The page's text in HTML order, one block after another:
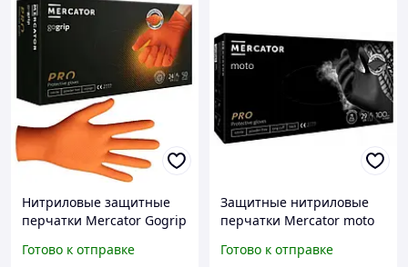
Нитриловые защитные
перчатки Mercator Gogrip
Готово к отправке
Защитные нитриловые
перчатки Mercator moto
Готово к отправке